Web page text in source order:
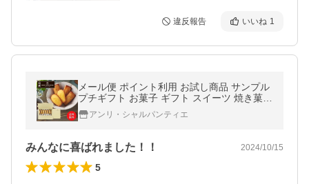
違反報告 いいね 1
メール便 ポイント利用 お試し商品 サンプル
プチギフト お菓子 ギフト スイーツ 焼き菓子
退職 アンリ フィナンシェマドレーヌ詰合せ
14個入ポストイン
アンリ・シャルパンティエ
みんなに喜ばれました！！ 2024/10/15
5